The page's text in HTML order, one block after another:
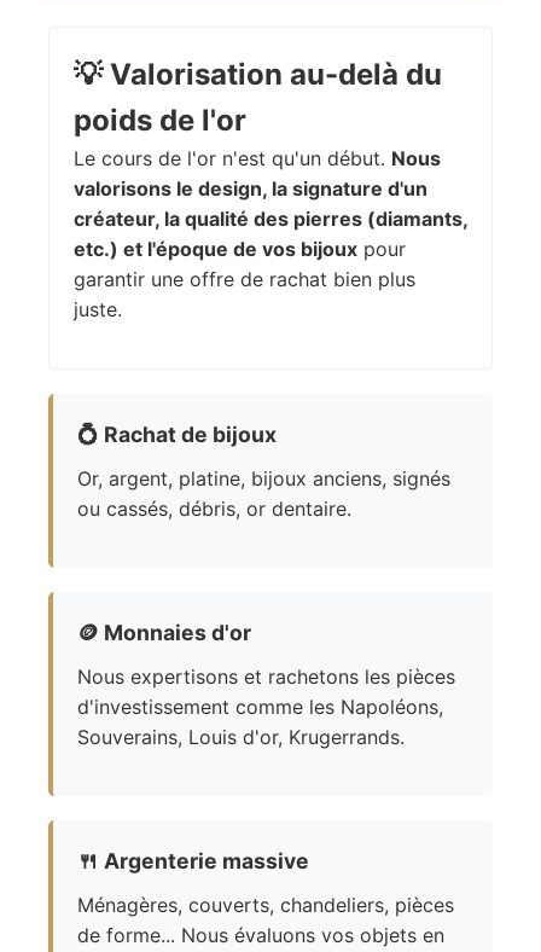
💡Valorisation au-delà du
poids de l'or
Le cours de l'or n'est qu'un début. Nous
valorisons le design, la signature d'un
créateur, la qualité des pierres (diamants,
etc.) et l'époque de vos bijoux pour
garantir une offre de rachat bien plus
juste.
💍 Rachat de bijoux
Or, argent, platine, bijoux anciens, signés
ou cassés, débris, or dentaire.
🪙 Monnaies d'or
Nous expertisons et rachetons les pièces
d'investissement comme les Napoléons,
Souverains, Louis d'or, Krugerrands.
🍴 Argenterie massive
Ménagères, couverts, chandeliers, pièces
de forme... Nous évaluons vos objets en